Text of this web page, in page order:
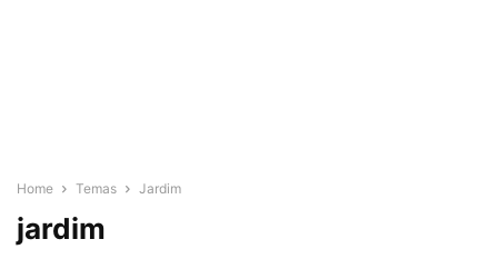
Home Temas Jardim
jardim